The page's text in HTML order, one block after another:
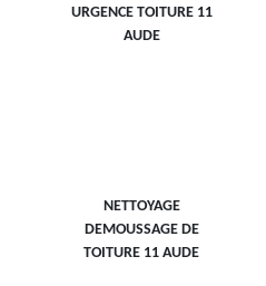
URGENCE TOITURE 11
AUDE
NETTOYAGE
DEMOUSSAGE DE
TOITURE 11 AUDE